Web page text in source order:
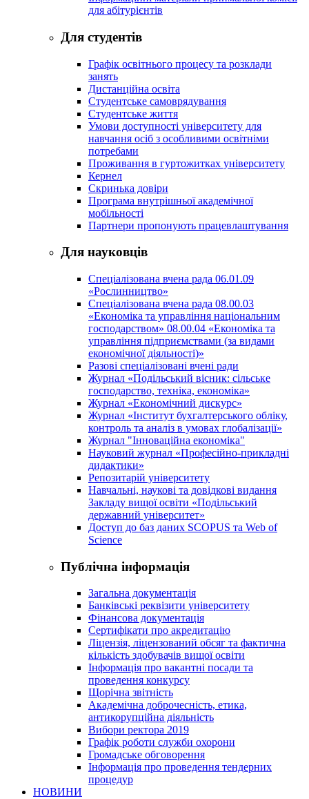
для абітурієнтів
Для студентів
Графік освітнього процесу та розклади
занять
Дистанційна освіта
Студентське самоврядування
Студентське життя
Умови доступності університету для
навчання осіб з особливими освітніми
потребами
Проживання в гуртожитках університету
Кернел
Скринька довіри
Програма внутрішньої академічної
мобільності
Партнери пропонують працевлаштування
Для науковців
Спеціалізована вчена рада 06.01.09
«Рослинництво»
Спеціалізована вчена рада 08.00.03
«Економіка та управління національним
господарством» 08.00.04 «Економіка та
управління підприємствами (за видами
економічної діяльності)»
Разові спеціалізовані вчені ради
Журнал «Подільський вісник: сільське
господарство, техніка, економіка»
Журнал «Економічний дискурс»
Журнал «Інститут бухгалтерського обліку,
контроль та аналіз в умовах глобалізації»
Журнал "Інноваційна економіка"
Науковий журнал «Професійно-прикладні
дидактики»
Репозитарій університету
Навчальні, наукові та довідкові видання
Закладу вищої освіти «Подільський
державний університет»
Доступ до баз даних SCOPUS та Web of
Science
Публічна інформація
Загальна документація
Банківські реквізити університету
Фінансова документація
Сертифікати про акредитацію
Ліцензія, ліцензований обсяг та фактична
кількість здобувачів вищої освіти
Інформація про вакантні посади та
проведення конкурсу
Щорічна звітність
Академічна доброчесність, етика,
антикорупційна діяльність
Вибори ректора 2019
Графік роботи служби охорони
Громадське обговорення
Інформація про проведення тендерних
процедур
НОВИНИ